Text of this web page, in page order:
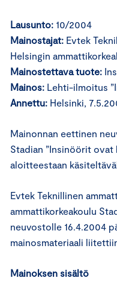
Lausunto: 10/2004
Mainostajat: Evtek
Helsingin
Mainostettava tuote:
Mainos: Lehti-ilmoitus
Annettu: Helsinki,
Mainonnan eettinen
Stadian ”Insinöörit
aloitteestaan
Evtek Teknillinen
ammattikorkeakoulu
neuvostolle 16.4.2004
mainosmateriaali
Mainoksen sisältö